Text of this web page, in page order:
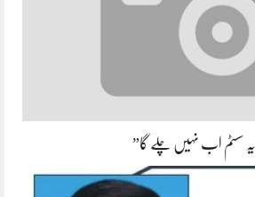
سسٹم اب نہیں چلے گا”